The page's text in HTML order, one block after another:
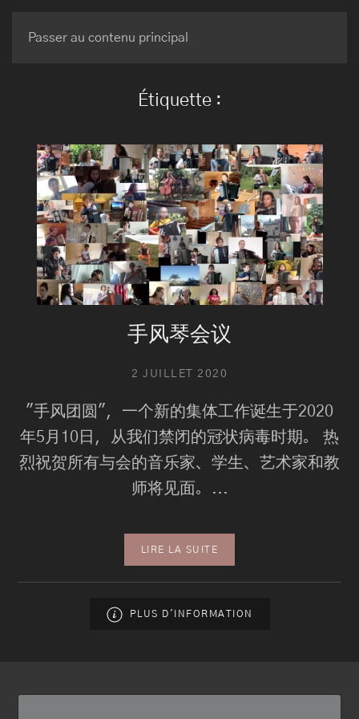
Passer au contenu principal
BRUNO MAURICE
Étiquette :
手风琴会议
2 JUILLET 2020
"手风团圆"，一个新的集体工作诞生于2020
年5月10日，从我们禁闭的冠状病毒时期。 热
烈祝贺所有与会的音乐家、学生、艺术家和教
师将见面。...
LIRE LA SUITE
PLUS D'INFORMATION